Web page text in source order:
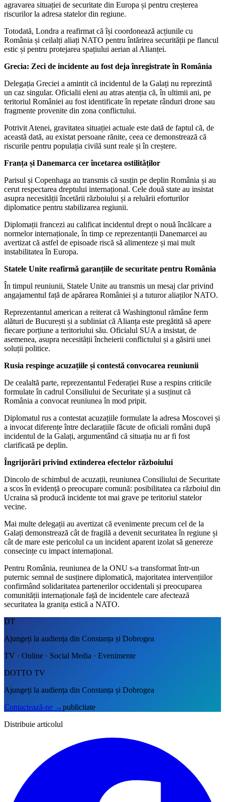
agravarea situației de securitate din Europa și pentru creșterea
riscurilor la adresa statelor din regiune.
Totodată, Londra a reafirmat că își coordonează acțiunile cu
România și ceilalți aliați NATO pentru întărirea securității pe flancul
estic și pentru protejarea spațiului aerian al Alianței.
Grecia: Zeci de incidente au fost deja înregistrate în România
Delegația Greciei a amintit că incidentul de la Galați nu reprezintă
un caz singular. Oficialii eleni au atras atenția că, în ultimii ani, pe
teritoriul României au fost identificate în repetate rânduri drone sau
fragmente provenite din zona conflictului.
Potrivit Atenei, gravitatea situației actuale este dată de faptul că, de
această dată, au existat persoane rănite, ceea ce demonstrează că
riscurile pentru populația civilă sunt reale și în creștere.
Franța și Danemarca cer încetarea ostilităților
Parisul și Copenhaga au transmis că susțin pe deplin România și au
cerut respectarea dreptului internațional. Cele două state au insistat
asupra necesității încetării războiului și a reluării eforturilor
diplomatice pentru stabilizarea regiunii.
Diplomații francezi au calificat incidentul drept o nouă încălcare a
normelor internaționale, în timp ce reprezentanții Danemarcei au
avertizat că astfel de episoade riscă să alimenteze și mai mult
instabilitatea în Europa.
Statele Unite reafirmă garanțiile de securitate pentru România
În timpul reuniunii, Statele Unite au transmis un mesaj clar privind
angajamentul față de apărarea României și a tuturor aliaților NATO.
Reprezentantul american a reiterat că Washingtonul rămâne ferm
alături de București și a subliniat că Alianța este pregătită să apere
fiecare porțiune a teritoriului său. Oficialul SUA a insistat, de
asemenea, asupra necesității încheierii conflictului și a găsirii unei
soluții politice.
Rusia respinge acuzațiile și contestă convocarea reuniunii
De cealaltă parte, reprezentantul Federației Ruse a respins criticile
formulate în cadrul Consiliului de Securitate și a susținut că
România a convocat reuniunea în mod pripit.
Diplomatul rus a contestat acuzațiile formulate la adresa Moscovei și
a invocat diferențe între declarațiile făcute de oficiali români după
incidentul de la Galați, argumentând că situația nu ar fi fost
clarificată pe deplin.
Îngrijorări privind extinderea efectelor războiului
Dincolo de schimbul de acuzații, reuniunea Consiliului de Securitate
a scos în evidență o preocupare comună: posibilitatea ca războiul din
Ucraina să producă incidente tot mai grave pe teritoriul statelor
vecine.
Mai multe delegații au avertizat că evenimente precum cel de la
Galați demonstrează cât de fragilă a devenit securitatea în regiune și
cât de mare este pericolul ca un incident aparent izolat să genereze
consecințe cu impact internațional.
Pentru România, reuniunea de la ONU s-a transformat într-un
puternic semnal de susținere diplomatică, majoritatea intervențiilor
confirmând solidaritatea partenerilor occidentali și preocuparea
comunității internaționale față de incidentele care afectează
securitatea la granița estică a NATO.
DT
Ajungeți la audiența din Constanța și Dobrogea
TV · Online · Social Media · Evenimente
DOTTO TV
Ajungeți la audiența din Constanța și Dobrogea
Contactează-ne →publicitate
Distribuie articolul